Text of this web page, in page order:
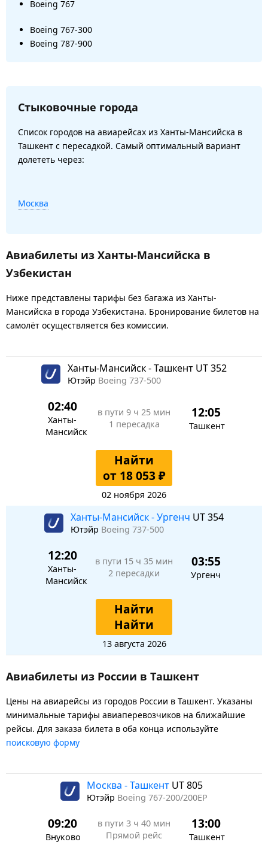
Boeing 767
Boeing 767-300
Boeing 787-900
Стыковочные города
Список городов на авиарейсах из Ханты-Мансийска в
Ташкент с пересадкой. Самый оптимальный вариант
долететь через:
Москва
Авиабилеты из Ханты-Мансийска в
Узбекистан
Ниже представлены тарифы без багажа из Ханты-
Мансийска в города Узбекистана. Бронирование билетов на
самолёт осуществляется без комиссии.
Ханты-Мансийск - Ташкент UT 352
Ютэйр Boeing 737-500
02:40
Ханты-
Мансийск
в пути 9 ч 25 мин
1 пересадка
12:05
Ташкент
Найти
от 18 053 ₽
02 ноября 2026
Ханты-Мансийск - Ургенч UT 354
Ютэйр Boeing 737-500
12:20
Ханты-
Мансийск
в пути 15 ч 35 мин
2 пересадки
03:55
Ургенч
Найти
Найти
13 августа 2026
Авиабилеты из России в Ташкент
Цены на авиарейсы из городов России в Ташкент. Указаны
минимальные тарифы авиаперевозчиков на ближайшие
рейсы. Для заказа билета в оба конца используйте
поисковую форму
Москва - Ташкент UT 805
Ютэйр Boeing 767-200/200ЕР
09:20
Внуково
в пути 3 ч 40 мин
Прямой рейс
13:00
Ташкент